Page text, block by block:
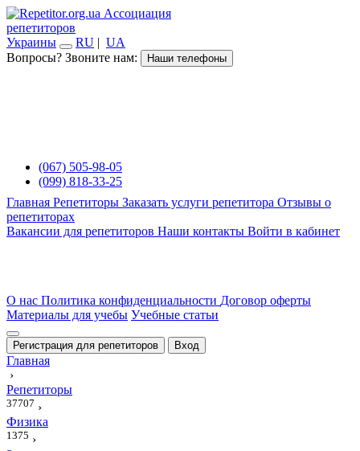
Ассоциация
репетиторов
Украины
RU | UA
Вопросы? Звоните нам:
Наши телефоны
(067) 505-98-05
(099) 818-33-25
Главная Репетиторы Заказать услуги репетитора Отзывы о
репетиторах
Вакансии для репетиторов Наши контакты Войти в кабинет
О нас Политика конфиденциальности Договор оферты
Материалы для учебы Учебные статьи
Регистрация для репетиторов Вход
Главная
›
Репетиторы
37707 ›
Физика
1375 ›